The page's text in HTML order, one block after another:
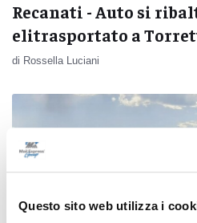
Questo sito web utilizza i
Recanati - Auto si
elitrasportato a
di Rossella Luciani